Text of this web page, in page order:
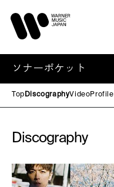
ソナーポケット
Top DiscographyVideoProfile
Discography